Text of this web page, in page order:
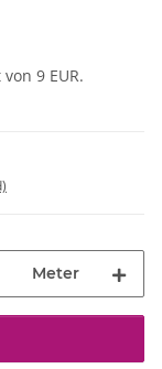
9 EUR.
Meter